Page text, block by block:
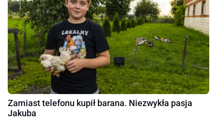
Zamiast telefonu kupił barana. Niezwykła pasja
Jakuba